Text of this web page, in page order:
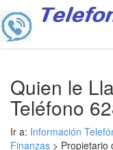
Quien le
Teléfono
Ir a: Información
Finanzas > Propietario